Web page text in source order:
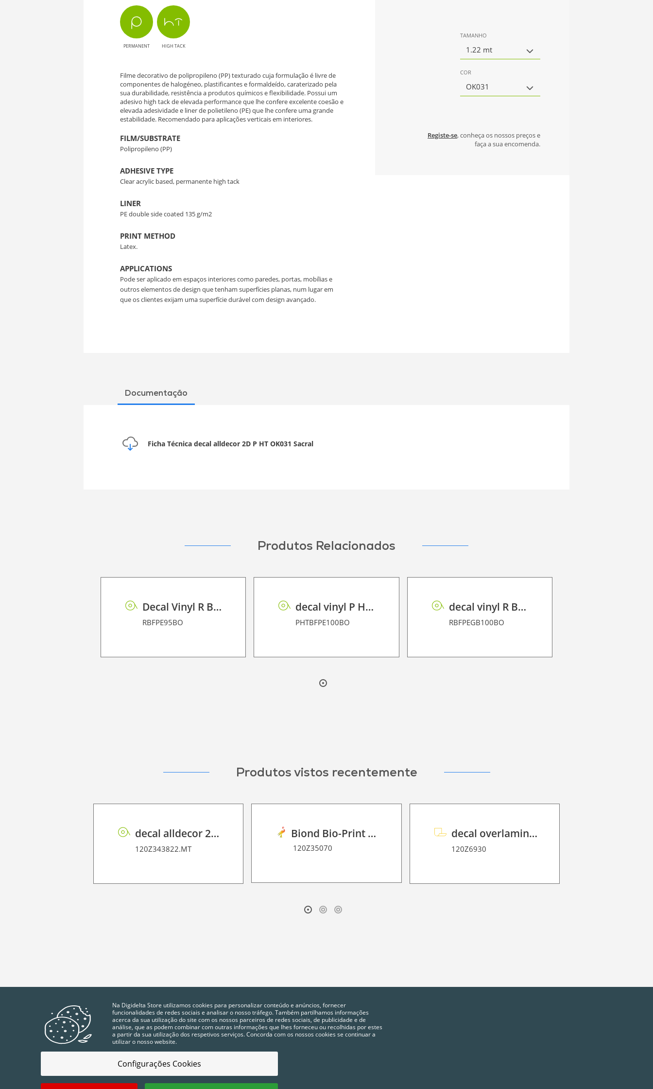
PERMANENT HIGH TACK
Filme decorativo de polipropileno (PP) texturado cuja formulação é livre de
componentes de halogéneo, plastificantes e formaldeído, caraterizado pela
sua durabilidade, resistência a produtos químicos e flexibilidade. Possui um
adesivo high tack de elevada performance que lhe confere excelente coesão e
elevada adesividade e liner de polietileno (PE) que lhe confere uma grande
estabilidade. Recomendado para aplicações verticais em interiores.
FILM/SUBSTRATE
Polipropileno (PP)
ADHESIVE TYPE
Clear acrylic based, permanente high tack
LINER
PE double side coated 135 g/m2
PRINT METHOD
Latex.
APPLICATIONS
Pode ser aplicado em espaços interiores como paredes, portas, mobílias e
outros elementos de design que tenham superfícies planas, num lugar em
que os clientes exijam uma superfície durável com design avançado.
TAMANHO
1.22 mt
COR
OK031
Registe-se, conheça os nossos preços e
faça a sua encomenda.
Documentação
Ficha Técnica decal alldecor 2D P HT OK031 Sacral
Produtos Relacionados
Decal Vinyl R BF PE 95 BO
RBFPE95BO
decal vinyl P HT BF PE 100 BO
PHTBFPE100BO
decal vinyl R BF PE GB 100 BO
RBFPEGB100BO
Produtos vistos recentemente
decal alldecor 2D P HT OK031 Sacral Oak
120Z343822.MT
Biond Bio-Print Film RSS BF 90
120Z35070
decal overlaminate P HT 100 FloorGraphic
120Z6930
POLÍTICA DA QUALIDADE TERMOS E CONDIÇÕES
Na Digidelta Store utilizamos cookies para personalizar conteúdo e anúncios, fornecer
funcionalidades de redes sociais e analisar o nosso tráfego. Também partilhamos informações
acerca da sua utilização do site com os nossos parceiros de redes sociais, de publicidade e de
análise, que as podem combinar com outras informações que lhes forneceu ou recolhidas por estes
a partir da sua utilização dos respetivos serviços. Concorda com os nossos cookies se continuar a
utilizar o nosso website.
Configurações Cookies